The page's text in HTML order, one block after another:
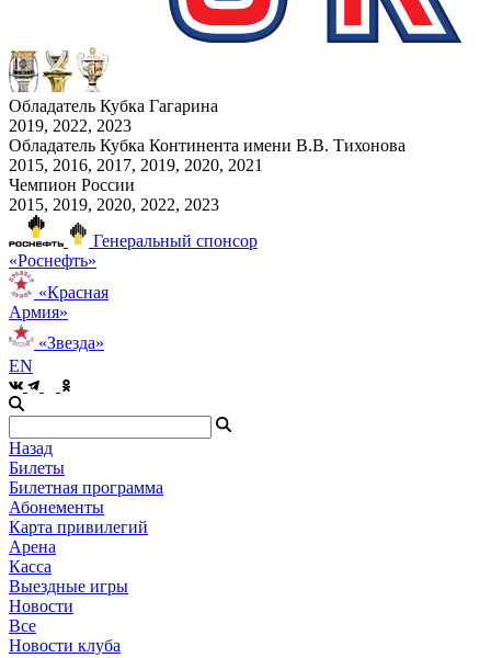
Обладатель Кубка Гагарина
2019, 2022, 2023
Обладатель Кубка Континента имени В.В. Тихонова
2015, 2016, 2017, 2019, 2020, 2021
Чемпион России
2015, 2019, 2020, 2022, 2023
Генеральный спонсор
«Роснефть»
«Красная
Армия»
«Звезда»
EN
Назад
Билеты
Билетная программа
Абонементы
Карта привилегий
Арена
Касса
Выездные игры
Новости
Все
Новости клуба